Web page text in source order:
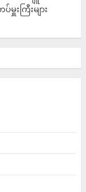
မှူးကြီးများ